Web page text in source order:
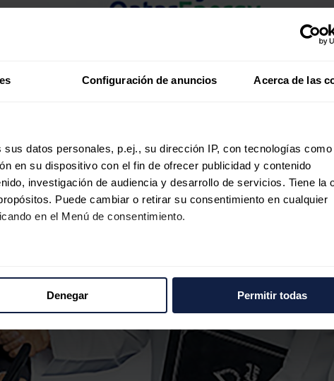
Configuración de anuncios Acerca de las
sus datos personales, p.ej., su dirección IP, con tecnologías como
en su dispositivo con el fin de ofrecer publicidad y contenido
investigación de audiencia y desarrollo de servicios. Tiene la
Puede cambiar o retirar su consentimiento en cualquier
en el Menú de consentimiento.
el contenido y los anuncios, ofrecer funciones de redes
sobre el uso que haga del sitio web con nuestros partners
Denegar Permitir todas